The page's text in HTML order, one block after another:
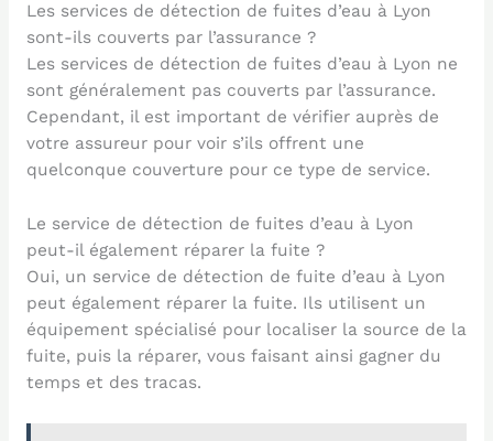
Les services de détection de fuites d’eau à Lyon
sont-ils couverts par l’assurance ?
Les services de détection de fuites d’eau à Lyon ne
sont généralement pas couverts par l’assurance.
Cependant, il est important de vérifier auprès de
votre assureur pour voir s’ils offrent une
quelconque couverture pour ce type de service.
Le service de détection de fuites d’eau à Lyon
peut-il également réparer la fuite ?
Oui, un service de détection de fuite d’eau à Lyon
peut également réparer la fuite. Ils utilisent un
équipement spécialisé pour localiser la source de la
fuite, puis la réparer, vous faisant ainsi gagner du
temps et des tracas.